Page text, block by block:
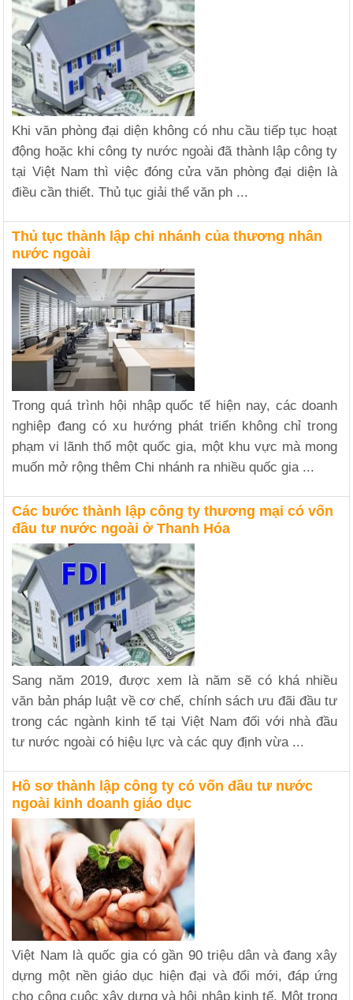
Khi văn phòng đại diện không có nhu cầu tiếp tục hoạt
động hoặc khi công ty nước ngoài đã thành lập công ty
tại Việt Nam thì việc đóng cửa văn phòng đại diện là
điều cần thiết. Thủ tục giải thể văn ph ...
Thủ tục thành lập chi nhánh của thương nhân
nước ngoài
Trong quá trình hội nhập quốc tế hiện nay, các doanh
nghiệp đang có xu hướng phát triển không chỉ trong
phạm vi lãnh thổ một quốc gia, một khu vực mà mong
muốn mở rộng thêm Chi nhánh ra nhiều quốc gia ...
Các bước thành lập công ty thương mại có vốn
đầu tư nước ngoài ở Thanh Hóa
Sang năm 2019, được xem là năm sẽ có khá nhiều
văn bản pháp luật về cơ chế, chính sách ưu đãi đầu tư
trong các ngành kinh tế tại Việt Nam đối với nhà đầu
tư nước ngoài có hiệu lực và các quy định vừa ...
Hồ sơ thành lập công ty có vốn đầu tư nước
ngoài kinh doanh giáo dục
Việt Nam là quốc gia có gần 90 triệu dân và đang xây
dựng một nền giáo dục hiện đại và đổi mới, đáp ứng
cho công cuộc xây dựng và hội nhập kinh tế. Một trong